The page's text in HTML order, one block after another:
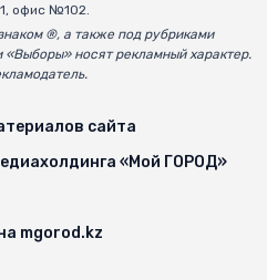
офис №102.
®, а также под рубриками
носят рекламный характер.
сайта
«Мой ГОРОД»
mgorod.kz